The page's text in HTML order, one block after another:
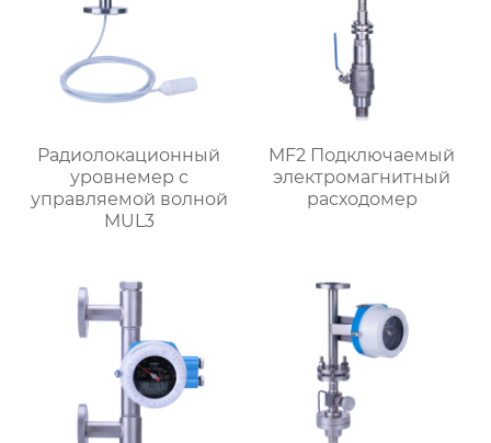
Радиолокационный
уровнемер с
управляемой волной
MUL3
MF2 Подключаемый
электромагнитный
расходомер